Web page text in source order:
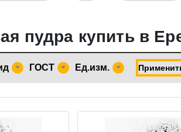
пудра купить в
ГОСТ Ед.изм.